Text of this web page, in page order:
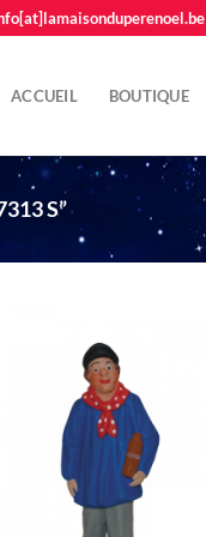
ACCUEIL BOUTIQUE
S”